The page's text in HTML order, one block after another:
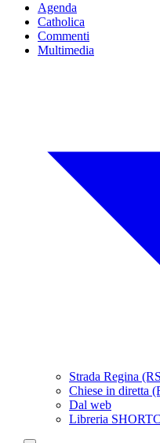
Agenda
Catholica
Commenti
Multimedia
Strada Regina
Chiese in diretta
Dal web
Libreria